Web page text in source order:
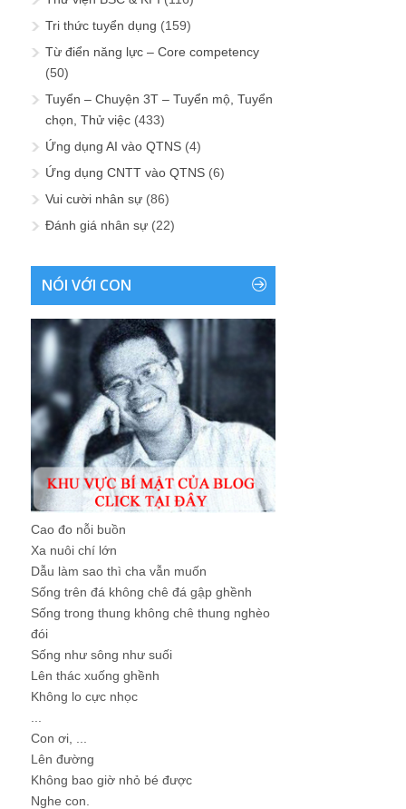
Tri thức tuyển dụng (159)
Từ điển năng lực – Core competency
(50)
Tuyển – Chuyện 3T – Tuyển mộ, Tuyển
chọn, Thử việc (433)
Ứng dụng AI vào QTNS (4)
Ứng dụng CNTT vào QTNS (6)
Vui cười nhân sự (86)
Đánh giá nhân sự (22)
NÓI VỚI CON
Cao đo nỗi buồn
Xa nuôi chí lớn
Dẫu làm sao thì cha vẫn muốn
Sống trên đá không chê đá gập ghềnh
Sống trong thung không chê thung nghèo
đói
Sống như sông như suối
Lên thác xuống ghềnh
Không lo cực nhọc
Con ơi, ...
Lên đường
Không bao giờ nhỏ bé được
Nghe con.